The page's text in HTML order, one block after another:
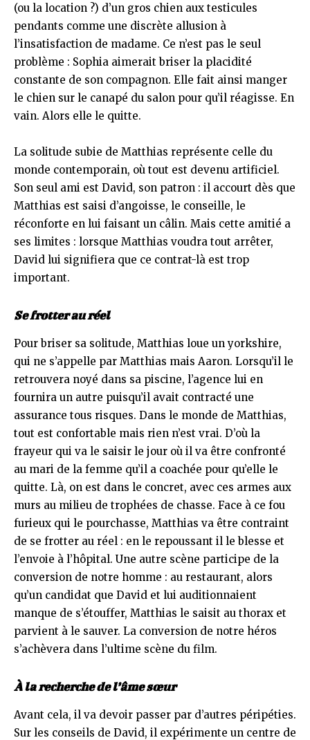
(ou la location ?) d’un gros chien aux testicules
pendants comme une discrète allusion à
l’insatisfaction de madame. Ce n’est pas le seul
problème : Sophia aimerait briser la placidité
constante de son compagnon. Elle fait ainsi manger
le chien sur le canapé du salon pour qu’il réagisse. En
vain. Alors elle le quitte.
La solitude subie de Matthias représente celle du
monde contemporain, où tout est devenu artificiel.
Son seul ami est David, son patron : il accourt dès que
Matthias est saisi d’angoisse, le conseille, le
réconforte en lui faisant un câlin. Mais cette amitié a
ses limites : lorsque Matthias voudra tout arrêter,
David lui signifiera que ce contrat-là est trop
important.
Se frotter au réel
Pour briser sa solitude, Matthias loue un yorkshire,
qui ne s’appelle par Matthias mais Aaron. Lorsqu’il le
retrouvera noyé dans sa piscine, l’agence lui en
fournira un autre puisqu’il avait contracté une
assurance tous risques. Dans le monde de Matthias,
tout est confortable mais rien n’est vrai. D’où la
frayeur qui va le saisir le jour où il va être confronté
au mari de la femme qu’il a coachée pour qu’elle le
quitte. Là, on est dans le concret, avec ces armes aux
murs au milieu de trophées de chasse. Face à ce fou
furieux qui le pourchasse, Matthias va être contraint
de se frotter au réel : en le repoussant il le blesse et
l’envoie à l’hôpital. Une autre scène participe de la
conversion de notre homme : au restaurant, alors
qu’un candidat que David et lui auditionnaient
manque de s’étouffer, Matthias le saisit au thorax et
parvient à le sauver. La conversion de notre héros
s’achèvera dans l’ultime scène du film.
À la recherche de l’âme sœur
Avant cela, il va devoir passer par d’autres péripéties.
Sur les conseils de David, il expérimente un centre de